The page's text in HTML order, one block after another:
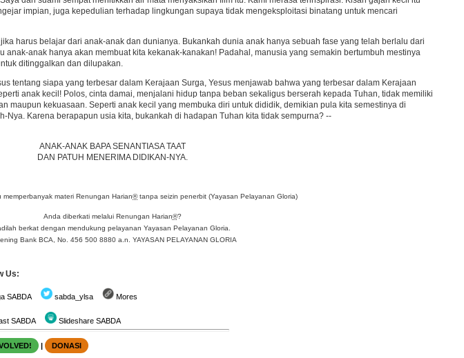
impian, juga kepedulian terhadap lingkungan supaya tidak mengeksploitasi binatang untuk mencari
harus belajar dari anak-anak dan dunianya. Bukankah dunia anak hanya sebuah fase yang telah berlalu dari
anak-anak hanya akan membuat kita kekanak-kanakan! Padahal, manusia yang semakin bertumbuh mestinya
ditinggalkan dan dilupakan.
tentang siapa yang terbesar dalam Kerajaan Surga, Yesus menjawab bahwa yang terbesar dalam Kerajaan
anak kecil! Polos, cinta damai, menjalani hidup tanpa beban sekaligus berserah kepada Tuhan, tidak memiliki
maupun kekuasaan. Seperti anak kecil yang membuka diri untuk dididik, demikian pula kita semestinya di
Nya. Karena berapapun usia kita, bukankah di hadapan Tuhan kita tidak sempurna? --
ANAK-ANAK BAPA SENANTIASA TAAT
DAN PATUH MENERIMA DIDIKAN-NYA.
memperbanyak materi Renungan Harian®tanpa seizin penerbit (Yayasan Pelayanan Gloria)
Anda diberkati melalui Renungan Harian®?
berkat dengan mendukung pelayanan Yayasan Pelayanan Gloria.
Bank BCA, No. 456 500 8880 a.n. YAYASAN PELAYANAN GLORIA
Us:
SABDA sabda_ylsa Mores
SABDA Slideshare SABDA
| DONASI